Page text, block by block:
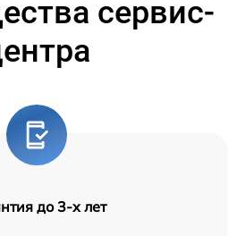
сервис-
до 3-х лет